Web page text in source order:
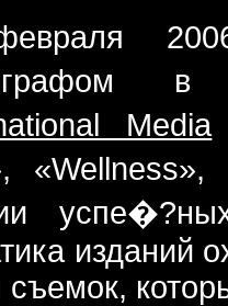
в
Media
изданий
съемок,